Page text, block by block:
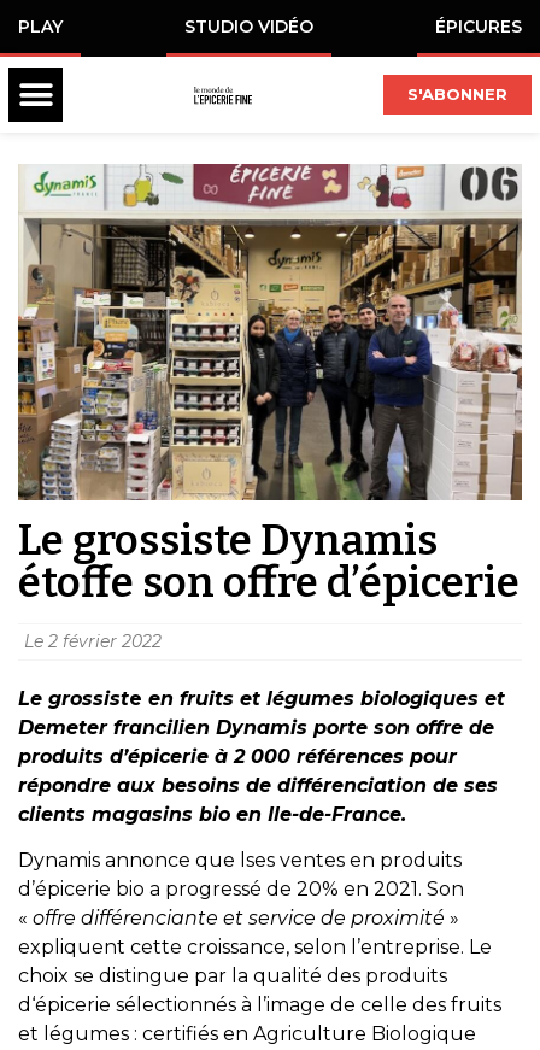
PLAY STUDIO VIDÉO ÉPICURES
S'ABONNER
Le grossiste Dynamis
étoffe son offre d’épicerie
Le 2 février 2022
Le grossiste en fruits et légumes biologiques et
Demeter francilien Dynamis porte son offre de
produits d’épicerie à 2 000 références pour
répondre aux besoins de différenciation de ses
clients magasins bio en Ile-de-France.
Dynamis annonce que lses ventes en produits
d’épicerie bio a progressé de 20% en 2021. Son
« offre différenciante et service de proximité »
expliquent cette croissance, selon l’entreprise. Le
choix se distingue par la qualité des produits
d‘épicerie sélectionnés à l’image de celle des fruits
et légumes : certifiés en Agriculture Biologique